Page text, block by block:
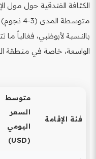
الكثافة الفندقية حول مول
بالنسبة لأبوظبي، فغالباً ما
الواسعة، خاصة في منطقة
فئة الإقامة
متوسط
السعر
اليومي
(USD)